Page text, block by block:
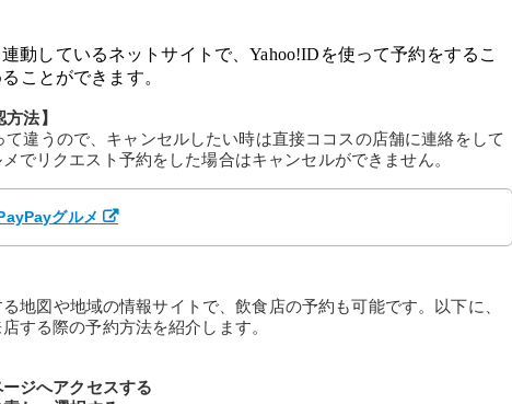
動しているネットサイトで、Yahoo!IDを使って予約をするこ
ことができます。
法】
違うので、キャンセルしたい時は直接ココスの店舗に連絡をして
でリクエスト予約をした場合はキャンセルができません。
グルメ
地図や地域の情報サイトで、飲食店の予約も可能です。以下に、
する際の予約方法を紹介します。
ジへアクセスする